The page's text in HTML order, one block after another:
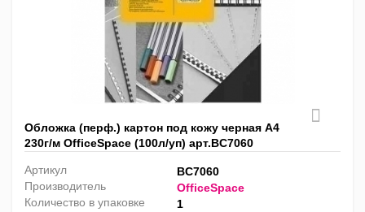
Обложка (перф.) картон под кожу черная А4
230г/м OfficeSpace (100л/уп) арт.BC7060
Артикул
BC7060
Производитель
OfficeSpace
Количество в упаковке
1